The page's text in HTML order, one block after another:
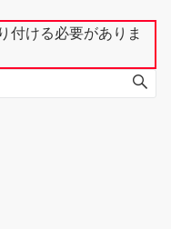
付ける必要がありま